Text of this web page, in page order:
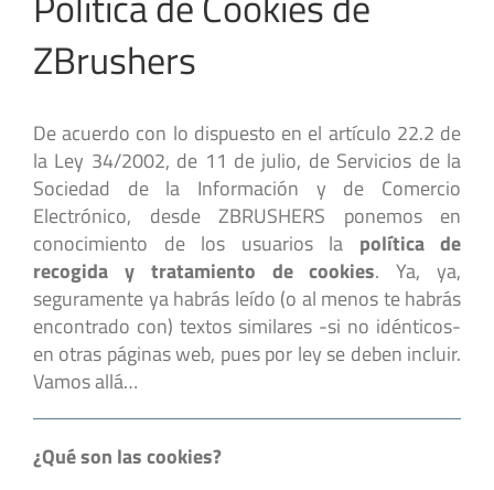
ZBrushers
De acuerdo con lo dispuesto en el artículo 22.2 de
la Ley 34/2002, de 11 de julio, de Servicios de la
Sociedad de la Información y de Comercio
Electrónico, desde ZBRUSHERS ponemos en
conocimiento de los usuarios la política de
recogida y tratamiento de cookies. Ya, ya,
seguramente ya habrás leído (o al menos te habrás
encontrado con) textos similares -si no idénticos-
en otras páginas web, pues por ley se deben incluir.
Vamos allá…
¿Qué son las cookies?